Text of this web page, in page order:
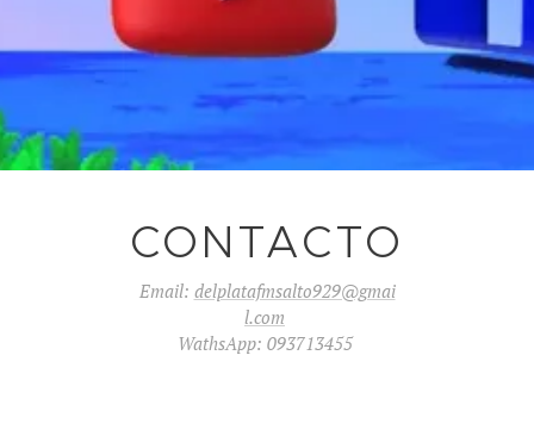
CONTACTO
Email: delplatafmsalto929@gmai
l.com
WathsApp: 093713455